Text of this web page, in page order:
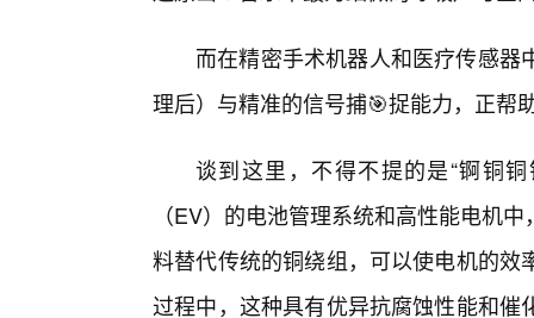
而在精密手术机器人和医疗传感
理后）与精准的信号捕🎯捉能力，正帮
谈到这里，不得不提的是“锕铜
（EV）的电池管理系统和高性能电机
料替代传统的铜绕组，可以使电机的
过程中，这种具有优异抗腐蚀性能和